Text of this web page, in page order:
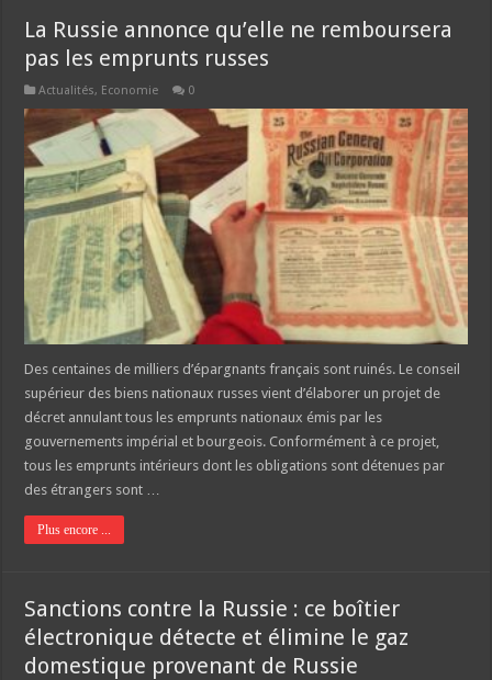
La Russie annonce qu’elle ne remboursera
pas les emprunts russes
Actualités, Economie 0
Des centaines de milliers d’épargnants français sont ruinés. Le conseil
supérieur des biens nationaux russes vient d’élaborer un projet de
décret annulant tous les emprunts nationaux émis par les
gouvernements impérial et bourgeois. Conformément à ce projet,
tous les emprunts intérieurs dont les obligations sont détenues par
des étrangers sont …
Plus encore ...
Sanctions contre la Russie : ce boîtier
électronique détecte et élimine le gaz
domestique provenant de Russie